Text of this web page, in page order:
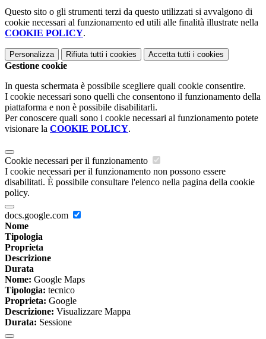
Questo sito o gli strumenti terzi da questo utilizzati si avvalgono di
cookie necessari al funzionamento ed utili alle finalità illustrate nella
COOKIE POLICY.
Personalizza Rifiuta tutti i cookies Accetta tutti i cookies
Gestione cookie
In questa schermata è possibile scegliere quali cookie consentire.
I cookie necessari sono quelli che consentono il funzionamento della
piattaforma e non è possibile disabilitarli.
Per conoscere quali sono i cookie necessari al funzionamento potete
visionare la COOKIE POLICY.
Cookie necessari per il funzionamento
I cookie necessari per il funzionamento non possono essere
disabilitati. È possibile consultare l'elenco nella pagina della cookie
policy.
docs.google.com
Nome
Tipologia
Proprieta
Descrizione
Durata
Nome: Google Maps
Tipologia: tecnico
Proprieta: Google
Descrizione: Visualizzare Mappa
Durata: Sessione